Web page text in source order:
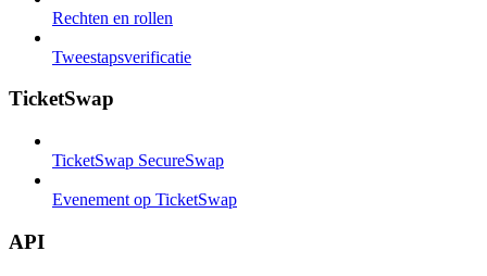
Rechten en rollen
Tweestapsverificatie
TicketSwap
TicketSwap SecureSwap
Evenement op TicketSwap
API